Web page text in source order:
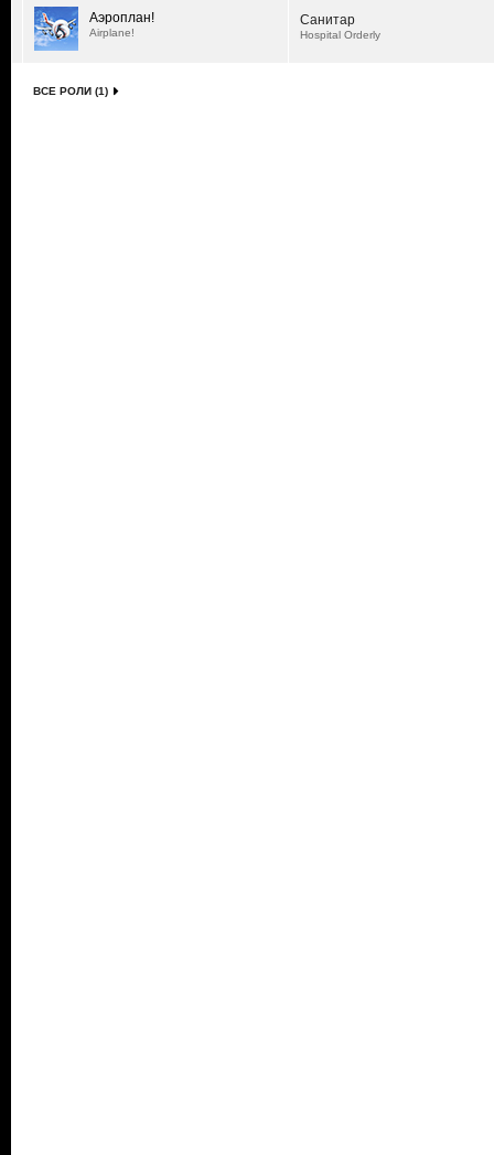
Аэроплан!
Airplane!
Санитар
Hospital Orderly
ВСЕ РОЛИ (1)